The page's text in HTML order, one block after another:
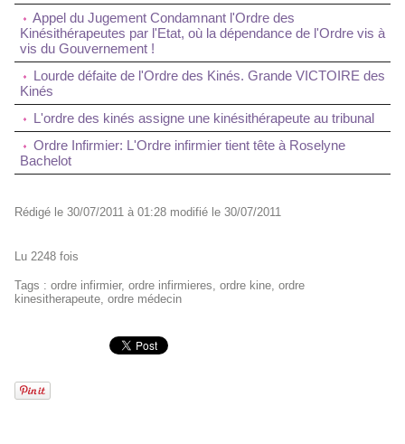
Appel du Jugement Condamnant l'Ordre des
Kinésithérapeutes par l'Etat, où la dépendance de l'Ordre vis à
vis du Gouvernement !
Lourde défaite de l'Ordre des Kinés. Grande VICTOIRE des
Kinés
L'ordre des kinés assigne une kinésithérapeute au tribunal
Ordre Infirmier: L'Ordre infirmier tient tête à Roselyne
Bachelot
Rédigé le 30/07/2011 à 01:28 modifié le 30/07/2011
Lu 2248 fois
Tags : ordre infirmier, ordre infirmieres, ordre kine, ordre
kinesitherapeute, ordre médecin